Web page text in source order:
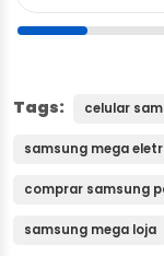
Tags: celular
samsung mega
comprar samsung
samsung mega loja